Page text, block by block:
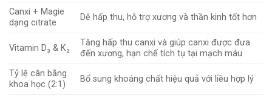
Canxi + Magie
dạng citrate
Dễ hấp thu, hỗ trợ xương và thần kinh tốt hơn
Vitamin D₃ & K₂
Tăng hấp thu canxi và giúp canxi được đưa
đến xương, hạn chế tích tụ tại mạch máu
Tỷ lệ cân bằng
khoa học (2:1)
Bổ sung khoáng chất hiệu quả với liều hợp lý